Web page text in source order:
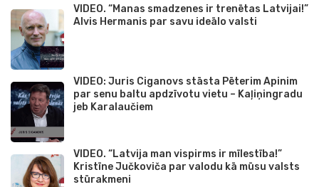
VIDEO. “Manas smadzenes ir trenētas Latvijai!”
Alvis Hermanis par savu ideālo valsti
VIDEO: Juris Ciganovs stāsta Pēterim Apinim
par senu baltu apdzīvotu vietu – Kaļiņingradu
jeb Karalaučiem
VIDEO. “Latvija man vispirms ir mīlestība!”
Kristīne Jučkoviča par valodu kā mūsu valsts
stūrakmeni